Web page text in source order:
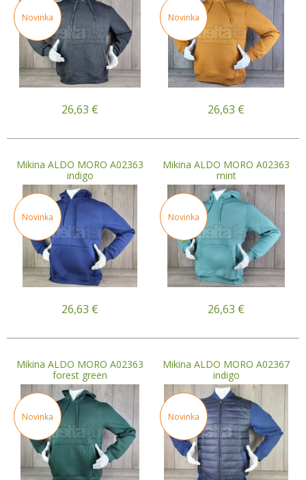
Novinka
26,63 €
Novinka
26,63 €
Mikina ALDO MORO A02363
indigo
Novinka
26,63 €
Mikina ALDO MORO A02363
mint
Novinka
26,63 €
Mikina ALDO MORO A02363
forest green
Novinka
Mikina ALDO MORO A02367
indigo
Novinka